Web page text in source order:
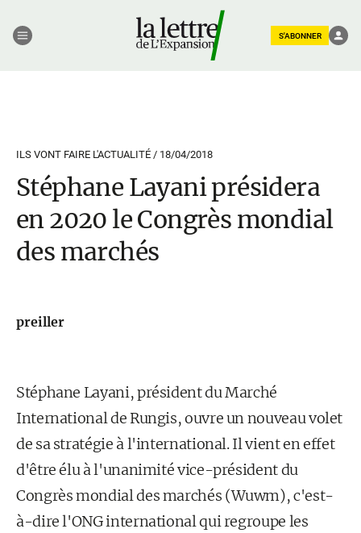
S'ABONNER
ILS VONT FAIRE L'ACTUALITÉ / 18/04/2018
Stéphane Layani présidera
en 2020 le Congrès mondial
des marchés
preiller
Stéphane Layani, président du Marché
International de Rungis, ouvre un nouveau volet
de sa stratégie à l'international. Il vient en effet
d'être élu à l'unanimité vice-président du
Congrès mondial des marchés (Wuwm), c'est-
à-dire l'ONG international qui regroupe les